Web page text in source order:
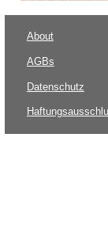
About
AGBs
Datenschutz